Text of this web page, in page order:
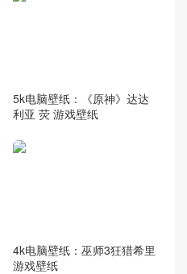
5k电脑壁纸：《原神》达达
利亚 荧 游戏壁纸
4k电脑壁纸：巫师3狂猎希里
游戏壁纸